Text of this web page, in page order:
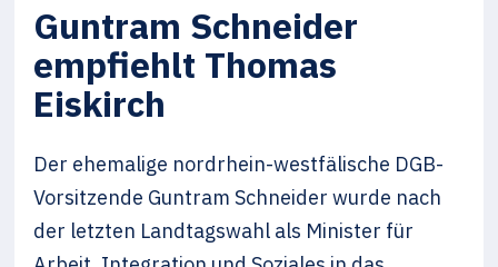
Guntram Schneider
empfiehlt Thomas
Eiskirch
Der ehemalige nordrhein-westfälische DGB-
Vorsitzende Guntram Schneider wurde nach
der letzten Landtagswahl als Minister für